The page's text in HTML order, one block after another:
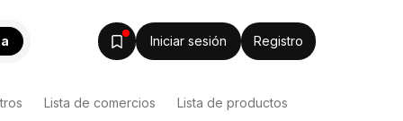
Iniciar sesión Registro
Lista de comercios Lista de productos